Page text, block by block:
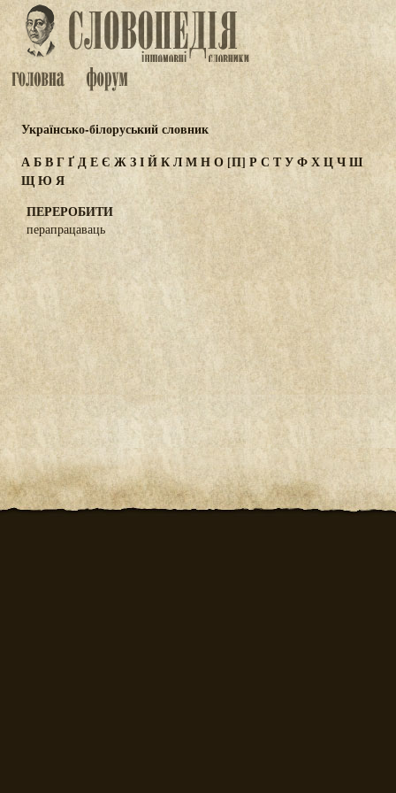
Українсько-білоруський словник
АБВГҐДЕЄ ЖЗІЙКЛМНО[П] Р С ТУФХЦЧШ
ЩЮ Я
ПЕРЕРОБИТИ
перапрацаваць